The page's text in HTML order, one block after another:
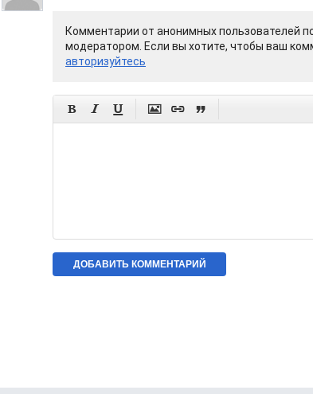
Комментарии от анонимных пользователей
модератором. Если вы хотите, чтобы ваш
авторизуйтесь
     